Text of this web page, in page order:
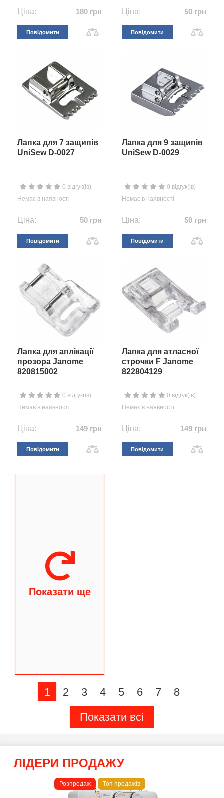
Ціна: 180 грн
Повідомити
Ціна: 50 грн
Повідомити
Лапка для 7 защипів
UniSew D-0027
0 відгук(ів)
Немає в наявності
Ціна: 50 грн
Повідомити
Лапка для 9 защипів
UniSew D-0029
0 відгук(ів)
Немає в наявності
Ціна: 50 грн
Повідомити
Лапка для аплікації
прозора Janome
820815002
0 відгук(ів)
Немає в наявності
Ціна: 149 грн
Повідомити
Лапка для атласної
строчки F Janome
822804129
0 відгук(ів)
Немає в наявності
Ціна: 149 грн
Повідомити
Показати ще
1 2 3 4 5 6 7
8
Показати всі
ЛІДЕРИ ПРОДАЖУ
Розпродаж Топ продажів